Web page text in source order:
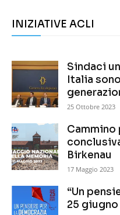
INIZIATIVE ACLI
Sindaci
Italia
25 Ottobre 2023
Cammino
Birkenau
17 Maggio 2023
“Un
25 giugno